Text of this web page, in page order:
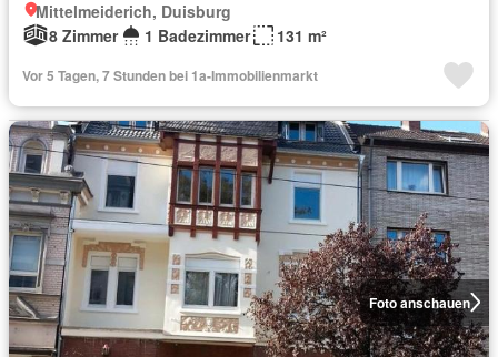
Mittelmeiderich, Duisburg
8 Zimmer
1 Badezimmer 131 m²
Vor 5 Tagen, 7 Stunden bei 1a-Immobilienmarkt
Foto anschauen